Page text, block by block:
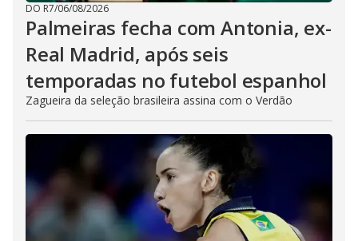
DO R7/06/08/2026
Palmeiras fecha com Antonia, ex-
Real Madrid, após seis
temporadas no futebol espanhol
Zagueira da seleção brasileira assina com o Verdão